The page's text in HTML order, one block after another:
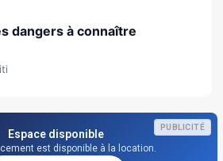
dangers à connaître
PUBLICITÉ
Espace disponible
est disponible à la location.